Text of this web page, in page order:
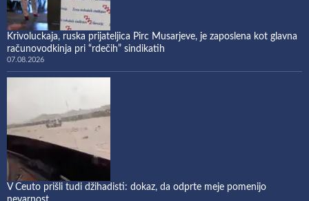
Krivoluckaja, ruska prijateljica Pirc Musarjeve, je zaposlena kot glavna
računovodkinja pri “rdečih” sindikatih
07.08.2026
V Ceuto prišli tudi džihadisti: dokaz, da odprte meje pomenijo